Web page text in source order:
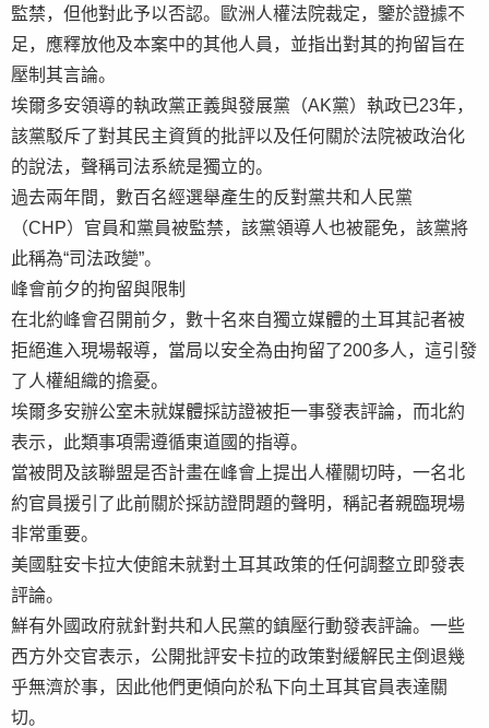
監禁，但他對此予以否認。歐洲人權法院裁定，鑒於證據不
足，應釋放他及本案中的其他人員，並指出對其的拘留旨在
壓制其言論。
埃爾多安領導的執政黨正義與發展黨（AK黨）執政已23年，
該黨駁斥了對其民主資質的批評以及任何關於法院被政治化
的說法，聲稱司法系統是獨立的。
過去兩年間，數百名經選舉產生的反對黨共和人民黨
（CHP）官員和黨員被監禁，該黨領導人也被罷免，該黨將
此稱為“司法政變”。
峰會前夕的拘留與限制
在北約峰會召開前夕，數十名來自獨立媒體的土耳其記者被
拒絕進入現場報導，當局以安全為由拘留了200多人，這引發
了人權組織的擔憂。
埃爾多安辦公室未就媒體採訪證被拒一事發表評論，而北約
表示，此類事項需遵循東道國的指導。
當被問及該聯盟是否計畫在峰會上提出人權關切時，一名北
約官員援引了此前關於採訪證問題的聲明，稱記者親臨現場
非常重要。
美國駐安卡拉大使館未就對土耳其政策的任何調整立即發表
評論。
鮮有外國政府就針對共和人民黨的鎮壓行動發表評論。一些
西方外交官表示，公開批評安卡拉的政策對緩解民主倒退幾
乎無濟於事，因此他們更傾向於私下向土耳其官員表達關
切。